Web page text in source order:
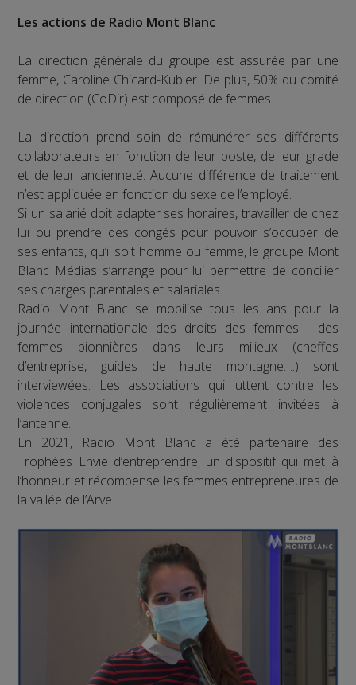
Les actions de Radio Mont Blanc
La direction générale du groupe est assurée par une
femme, Caroline Chicard-Kubler. De plus, 50% du comité
de direction (CoDir) est composé de femmes.
La direction prend soin de rémunérer ses différents
collaborateurs en fonction de leur poste, de leur grade
et de leur ancienneté. Aucune différence de traitement
n’est appliquée en fonction du sexe de l’employé.
Si un salarié doit adapter ses horaires, travailler de chez
lui ou prendre des congés pour pouvoir s’occuper de
ses enfants, qu’il soit homme ou femme, le groupe Mont
Blanc Médias s’arrange pour lui permettre de concilier
ses charges parentales et salariales.
Radio Mont Blanc se mobilise tous les ans pour la
journée internationale des droits des femmes : des
femmes pionnières dans leurs milieux (cheffes
d’entreprise, guides de haute montagne….) sont
interviewées. Les associations qui luttent contre les
violences conjugales sont régulièrement invitées à
l’antenne.
En 2021, Radio Mont Blanc a été partenaire des
Trophées Envie d’entreprendre, un dispositif qui met à
l’honneur et récompense les femmes entrepreneures de
la vallée de l’Arve.